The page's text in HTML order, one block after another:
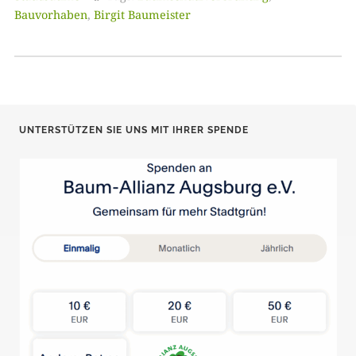
Bauvorhaben, Birgit Baumeister
UNTERSTÜTZEN SIE UNS MIT IHRER SPENDE